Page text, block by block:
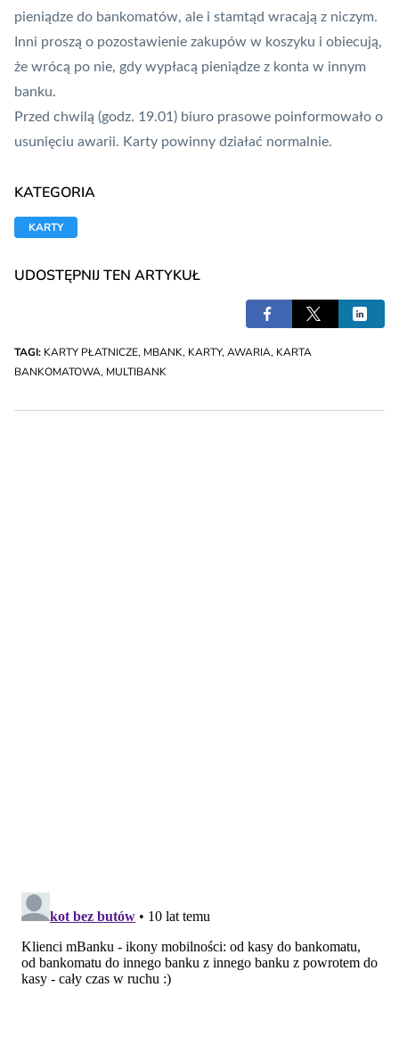
pieniądze do bankomatów, ale i stamtąd wracają z niczym.
Inni proszą o pozostawienie zakupów w koszyku i obiecują,
że wrócą po nie, gdy wypłacą pieniądze z konta w innym
banku.
Przed chwilą (godz. 19.01) biuro prasowe poinformowało o
usunięciu awarii. Karty powinny działać normalnie.
KATEGORIA
KARTY
UDOSTĘPNIJ TEN ARTYKUŁ
TAGI: KARTY PŁATNICZE, MBANK, KARTY, AWARIA, KARTA
BANKOMATOWA, MULTIBANK